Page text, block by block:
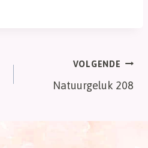
VOLGENDE
Natuurgeluk 208